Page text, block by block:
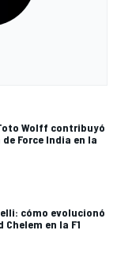
Wolff contribuyó
Force India en la
cómo evolucionó
Chelem en la F1